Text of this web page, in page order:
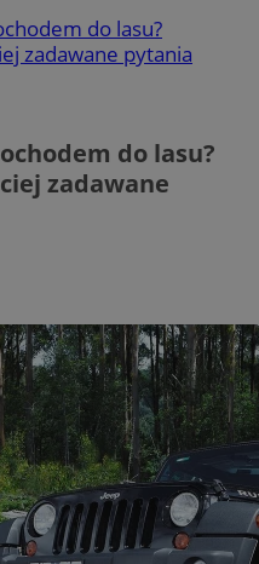
do lasu?
zadawane pytania
do lasu?
zadawane